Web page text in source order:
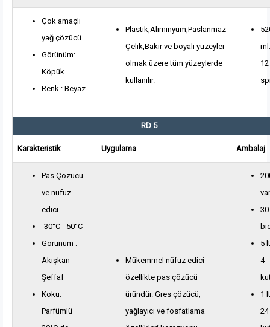
Çok amaçlı
yağ çözücü
Görünüm:
Köpük
Renk : Beyaz
Plastik,Aliminyum,Paslanmaz
Çelik,Bakır ve boyalı yüzeyler
olmak üzere tüm yüzeylerde
kullanılır.
12
RD 5
Karakteristik Uygulama Ambalaj
Pas Çözücü
ve nüfuz
edici.
-30°C - 50°C
Görünüm :
Akışkan
Şeffaf
Koku:
Parfümlü
Mükemmel nüfuz edici
özellikte pas çözücü
üründür. Gres çözücü,
yağlayıcı ve fosfatlama
5
4
1
24